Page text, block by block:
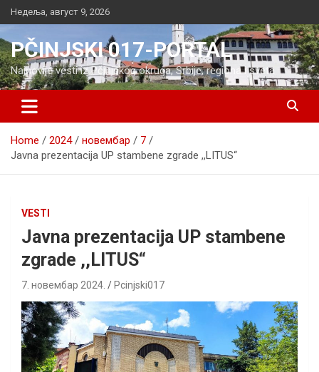
Skip
to
content
Недеља, август 9, 2026
PČINJSKI 017-PORTAL
Najnovije vesti iz Pčinjskog okruga, Srbije, regiona i sveta
Home 2024 новембар
7
Javna prezentacija UP stambene zgrade ,,LITUS“
VESTI
Javna prezentacija UP stambene
zgrade ,,LITUS“
7. новембар 2024. Pcinjski017